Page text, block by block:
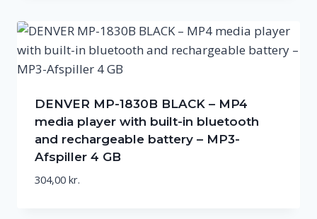
DENVER MP-1830B BLACK – MP4
media player with built-in bluetooth
and rechargeable battery – MP3-
Afspiller 4 GB
304,00 kr.